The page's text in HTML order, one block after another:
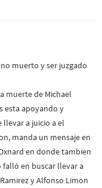
muerto y ser juzgado
muerte de Michael
esta apoyando y
llevar a juicio a el
manda un mensaje en
en donde tambien
en buscar llevar a
y Alfonso Limon